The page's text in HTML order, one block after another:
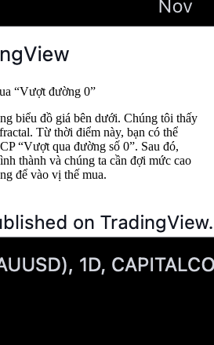
“Vượt đường 0”
biểu đồ giá bên dưới. Chúng tôi thấy
Từ thời điểm này, bạn có thể
“Vượt qua đường số 0”. Sau đó,
thành và chúng ta cần đợi mức cao
để vào vị thế mua.